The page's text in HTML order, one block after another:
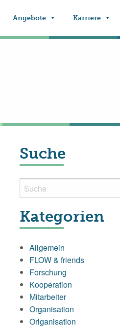
Angebote Karriere
Suche
Kategorien
Allgemein
FLOW & friends
Forschung
Kooperation
Mitarbeiter
Organisation
Origanisation